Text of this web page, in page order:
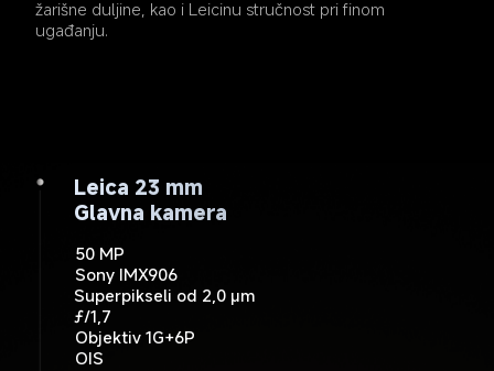
žarišne duljine, kao i Leicinu stručnost pri finom
ugađanju.
Leica 23 mm
Glavna kamera
50 MP
Sony IMX906
Superpikseli od 2,0 μm
ƒ/1,7
Objektiv 1G+6P
OIS
Leica 50 mm
Telefoto kamera
ƒ/1,9
Leica 15 mm
Ultraširokokutna kamera
12 MP
ƒ/2,2
Vidno polje od 120˚